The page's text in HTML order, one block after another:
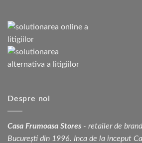
Despre noi
Casa Frumoasa Stores - retailer de
București din 1996. Inca de la inceput